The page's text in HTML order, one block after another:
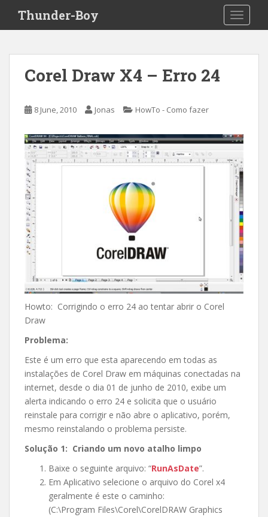
i
Thunder-Boy
Corel Draw X4 – Erro 24
8 June, 2010 Jonas HowTo - Como fazer
Howto: Corrigindo o erro 24 ao tentar abrir o Corel
Draw
Problema:
Este é um erro que esta aparecendo em todas as
instalações de Corel Draw em máquinas conectadas na
internet, desde o dia 01 de junho de 2010, exibe um
alerta indicando o erro 24 e solicita que o usuário
reinstale para corrigir e não abre o aplicativo, porém,
mesmo reinstalando o problema persiste.
Solução 1: Criando um novo atalho limpo
Baixe o seguinte arquivo: “RunAsDate”.
Em Aplicativo selecione o arquivo do Corel x4
geralmente é este o caminho:
(C:\Program Files\Corel\CorelDRAW Graphics